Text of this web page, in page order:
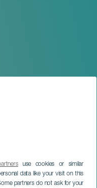
use cookies or similar
data like your visit on this
partners do not ask for your